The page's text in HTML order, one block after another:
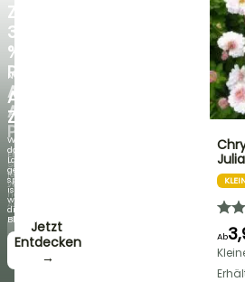
ZU
30
%
RABATT
AUF
AUSGEWÄHLTE
PFLANZEN!
Entdecken
Sie
jede
Woche
neue
Angebote
Jetzt
zugreifen!
→
NEU
AGAPANTHUS
ZAMBEZI
Wenn
das
Laub
genauso
spektakulär
ist
wie
die
Blüten!
Entdecken
→
Ab